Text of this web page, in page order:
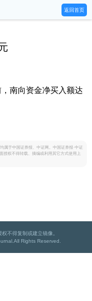
返回首页
南向资金净买入额达
属于中国证券报、中证网。中国证券报·中证
授权不得转载、摘编或利用其它方式使用上
不得复制或建立镜像。
Rights Reserved.